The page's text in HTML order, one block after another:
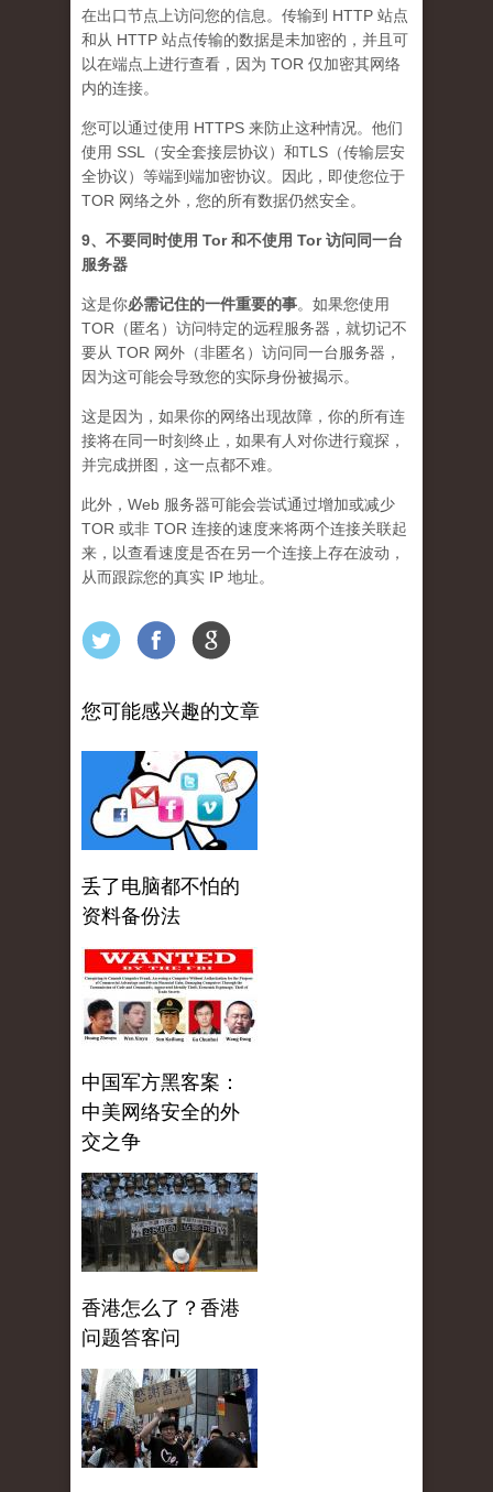
在出口节点上访问您的信息。传输到 HTTP 站点
和从 HTTP 站点传输的数据是未加密的，并且可
以在端点上进行查看，因为 TOR 仅加密其网络
内的连接。
您可以通过使用 HTTPS 来防止这种情况。他们
使用 SSL（安全套接层协议）和TLS（传输层安
全协议）等端到端加密协议。因此，即使您位于
TOR 网络之外，您的所有数据仍然安全。
9、不要同时使用 Tor 和不使用 Tor 访问同一台
服务器
这是你必需记住的一件重要的事。如果您使用
TOR（匿名）访问特定的远程服务器，就切记不
要从 TOR 网外（非匿名）访问同一台服务器，
因为这可能会导致您的实际身份被揭示。
这是因为，如果你的网络出现故障，你的所有连
接将在同一时刻终止，如果有人对你进行窥探，
并完成拼图，这一点都不难。
此外，Web 服务器可能会尝试通过增加或减少
TOR 或非 TOR 连接的速度来将两个连接关联起
来，以查看速度是否在另一个连接上存在波动，
从而跟踪您的真实 IP 地址。
您可能感兴趣的文章
丢了电脑都不怕的
资料备份法
中国军方黑客案：
中美网络安全的外
交之争
香港怎么了？香港
问题答客问